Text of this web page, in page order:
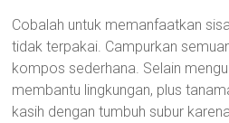
Cobalah untuk memanfaatkan
tidak terpakai. Campurkan
kompos sederhana. Selain
membantu lingkungan, plus
kasih dengan tumbuh subur